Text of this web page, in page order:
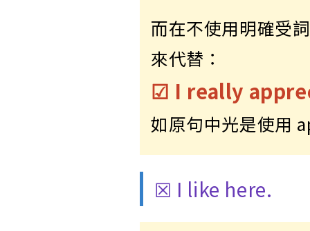
而在不使用明確受
來代替：
☑ I really
如原句中光是使用
☒ I like here.